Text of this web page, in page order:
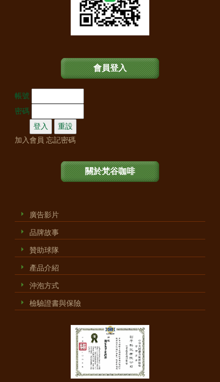
會員登入
帳號
密碼
加入會員 忘記密碼
關於梵谷咖啡
廣告影片
品牌故事
贊助球隊
產品介紹
沖泡方式
檢驗證書與保險